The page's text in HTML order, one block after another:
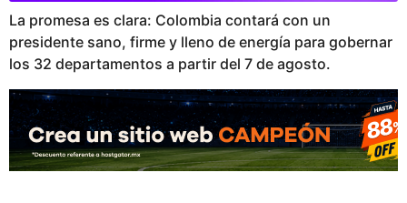
La promesa es clara: Colombia contará con un
presidente sano, firme y lleno de energía para gobernar
los 32 departamentos a partir del 7 de agosto.